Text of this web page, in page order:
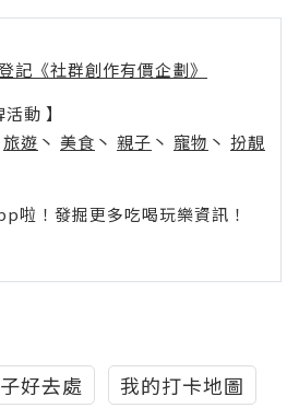
記《社群創作有價企劃》
動 】
旅遊 丶 美食 丶 親子 丶 寵物 丶 扮靚
啦！發掘更多吃喝玩樂資訊！
好去處 我的打卡地圖